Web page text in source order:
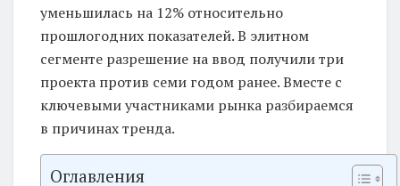
уменьшилась на 12% относительно
прошлогодних показателей. В элитном
сегменте разрешение на ввод получили три
проекта против семи годом ранее. Вместе с
ключевыми участниками рынка разбираемся
в причинах тренда.
Оглавления